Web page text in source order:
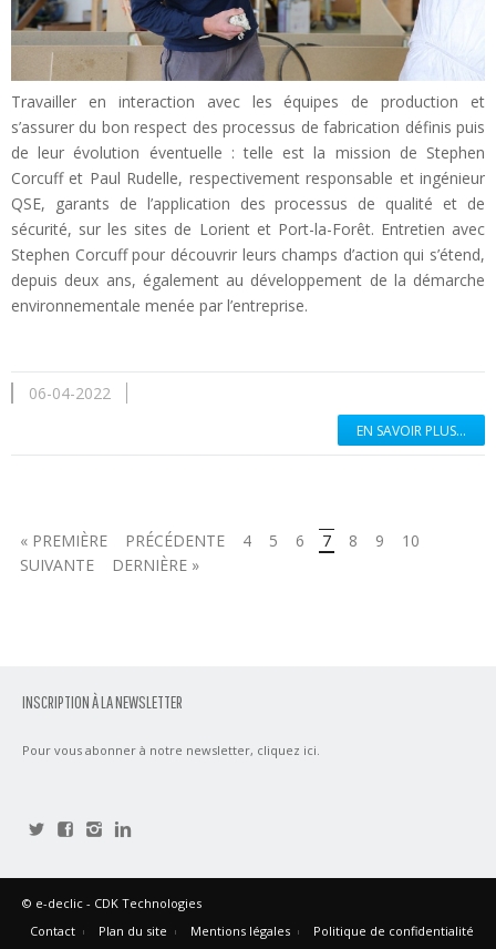
Travailler en interaction avec les équipes de production et
s’assurer du bon respect des processus de fabrication définis puis
de leur évolution éventuelle : telle est la mission de Stephen
Corcuff et Paul Rudelle, respectivement responsable et ingénieur
QSE, garants de l’application des processus de qualité et de
sécurité, sur les sites de Lorient et Port-la-Forêt. Entretien avec
Stephen Corcuff pour découvrir leurs champs d’action qui s’étend,
depuis deux ans, également au développement de la démarche
environnementale menée par l’entreprise.
06-04-2022
EN SAVOIR PLUS...
« PREMIÈRE PRÉCÉDENTE 4 5 6 7 8 9
10
SUIVANTE
DERNIÈRE »
INSCRIPTION À LA NEWSLETTER
Pour vous abonner à notre newsletter, cliquez ici.
© e-declic - CDK Technologies
Contact
Plan du site Mentions légales Politique de confidentialité